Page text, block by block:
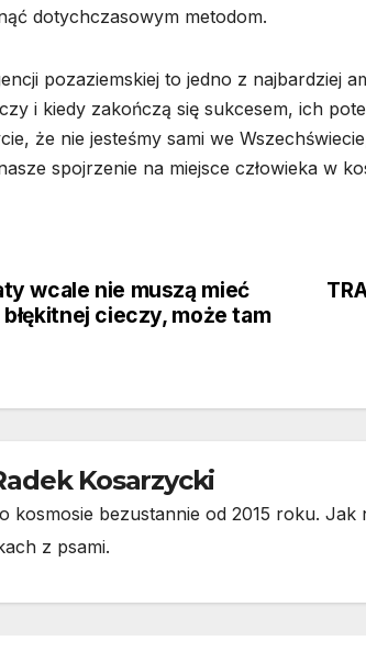
dotychczasowym metodom.
pozaziemskiej to jedno z najbardziej
i kiedy zakończą się sukcesem, ich
że nie jesteśmy sami we
spojrzenie na miejsce człowieka w
wcale nie muszą mieć
cieczy, może tam
Kosarzycki
kosmosie bezustannie od 2015 roku. Jak
z psami.